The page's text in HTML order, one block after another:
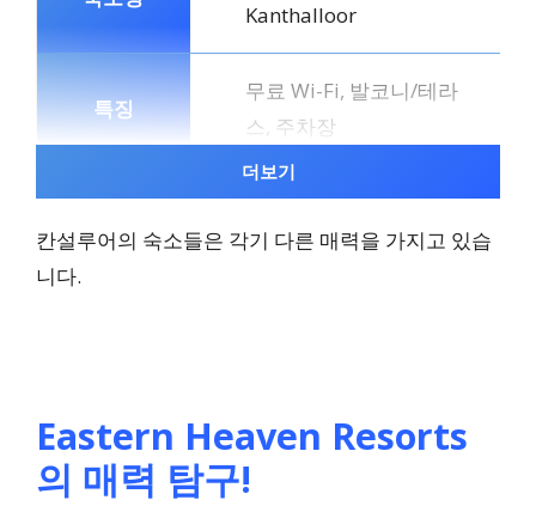
Kanthalloor
무료 Wi-Fi, 발코니/테라
스, 주차장
자세히 보기
자세히 보기
더보기
칸설루어의 숙소들은 각기 다른 매력을 가지고 있습
니다.
Eastern Heaven Resorts
의 매력 탐구!